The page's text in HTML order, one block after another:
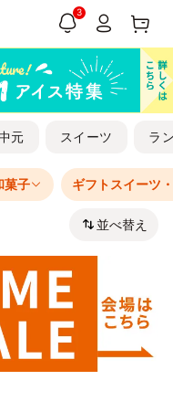
3
元 スイーツ ラ
菓子 ギフトスイーツ
並べ替え